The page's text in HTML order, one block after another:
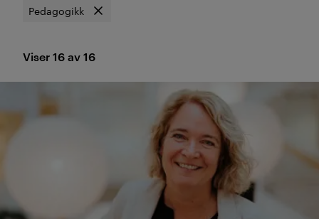
Pedagogikk
Fjern filter
Resultat
Viser 16 av 16